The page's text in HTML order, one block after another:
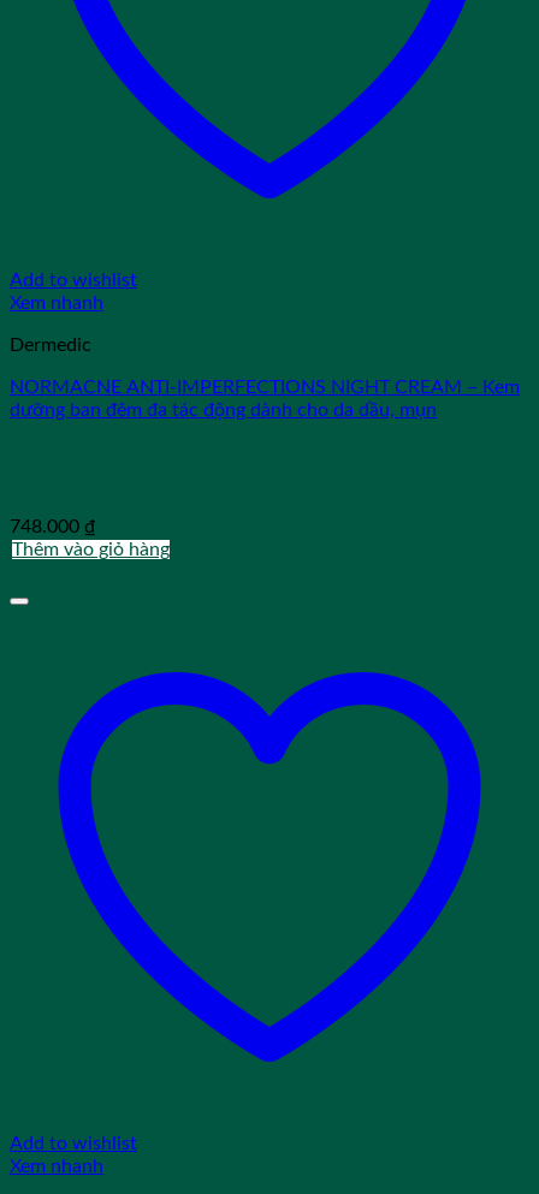
Add to wishlist
Xem nhanh
Dermedic
NORMACNE ANTI-IMPERFECTIONS NIGHT CREAM – Kem
dưỡng ban đêm đa tác động dành cho da dầu, mụn
748.000 ₫
Thêm vào giỏ hàng
Add to wishlist
Xem nhanh